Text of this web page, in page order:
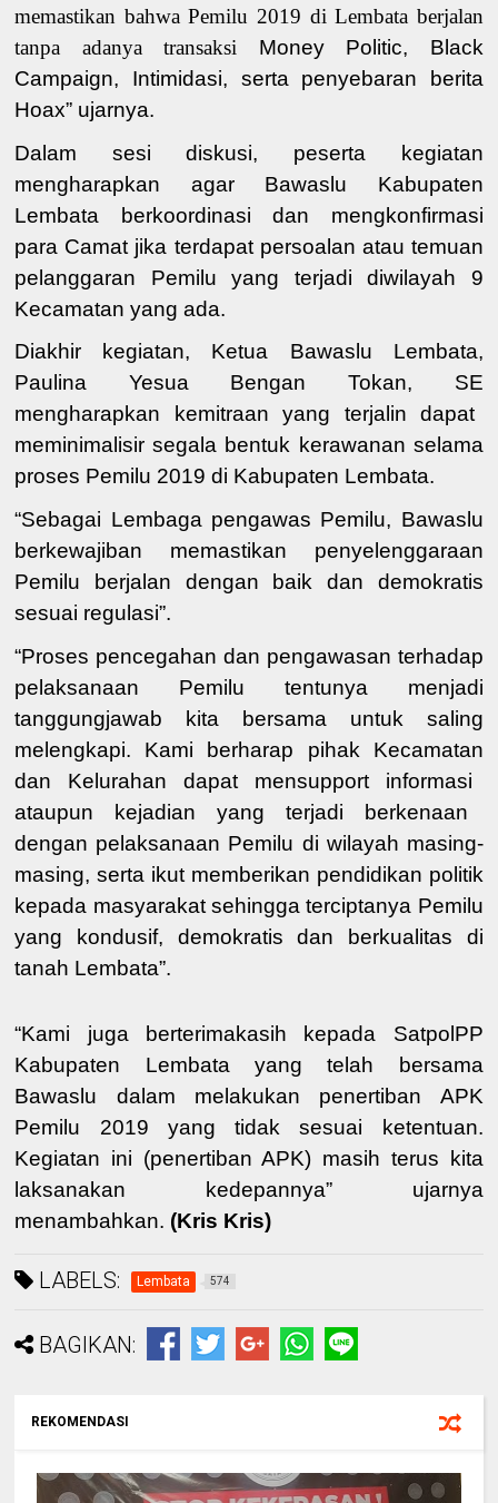
memastikan bahwa Pemilu 2019 di Lembata berjalan
tanpa adanya transaksi Money Politic, Black
Campaign, Intimidasi, serta penyebaran berita
Hoax” ujarnya.
Dalam sesi diskusi, peserta kegiatan
mengharapkan agar Bawaslu Kabupaten
Lembata berkoordinasi dan mengkonfirmasi
para Camat jika terdapat persoalan atau temuan
pelanggaran Pemilu yang terjadi diwilayah
9
Kecamatan yang ada.
Diakhir kegiatan, Ketua Bawaslu Lembata,
Paulina Yesua Bengan Tokan, SE
mengharapkan kemitraan yang terjalin dapat
meminimalisir segala bentuk kerawanan selama
proses Pemilu 2019 di Kabupaten Lembata.
“Sebagai Lembaga pengawas Pemilu, Bawaslu
berkewajiban memastikan penyelenggaraan
Pemilu berjalan dengan baik dan demokratis
sesuai regulasi”.
“Proses pencegahan dan pengawasan terhadap
pelaksanaan Pemilu
tentunya menjadi
tanggungjawab kita bersama untuk saling
melengkapi. Kami berharap pihak Kecamatan
dan Kelurahandapat mensupport informasi
ataupun kejadian yang terjadi berkenaan
dengan pelaksanaan Pemilu di wilayah masing-
masing, serta ikut memberikan pendidikan politik
kepada masyarakatsehingga terciptanya Pemilu
yang kondusif, demokratis dan berkualitas di
tanah Lembata”.
“Kami juga berterimakasih kepada SatpolPP
Kabupaten Lembata yang telah bersama
Bawaslu dalam melakukan penertiban APK
Pemilu 2019 yang tidak sesuai ketentuan.
Kegiatan ini (penertiban APK) masih terus kita
laksanakan kedepannya” ujarnya
menambahkan. (Kris Kris)
LABELS: Lembata 574
BAGIKAN:
REKOMENDASI